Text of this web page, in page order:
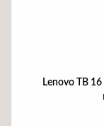
Lenovo TB